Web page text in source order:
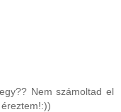
Nem számoltad el